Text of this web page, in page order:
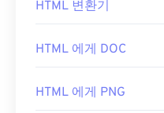
HTML 변환기
HTML 에게 DOC
HTML 에게 PNG